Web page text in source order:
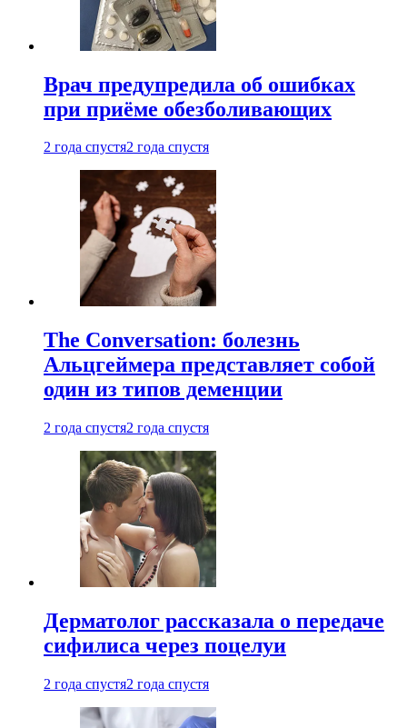
Врач предупредила об ошибках
при приëме обезболивающих
2 года спустя2 года спустя
The Conversation: болезнь
Альцгеймера представляет собой
один из типов деменции
2 года спустя2 года спустя
Дерматолог рассказала о передаче
сифилиса через поцелуи
2 года спустя2 года спустя